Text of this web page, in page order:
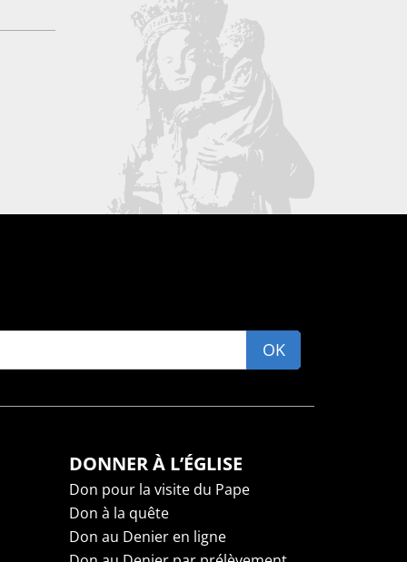
OK
DONNER À L’ÉGLISE
Don pour la visite du Pape
Don à la quête
Don au Denier en ligne